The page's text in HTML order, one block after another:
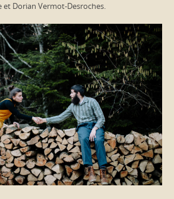
et Dorian Vermot-Desroches.